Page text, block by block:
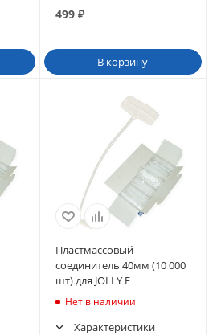
499₽
В корзину
Пластмассовый
соединитель 40мм (10 000
шт) для JOLLY F
Нет в наличии
Характеристики